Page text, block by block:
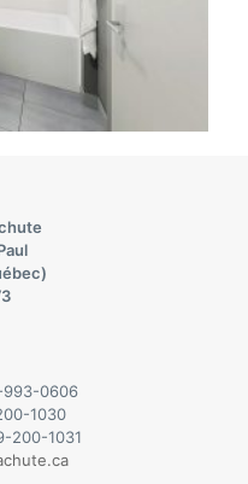
993-0606
1030
200-1031